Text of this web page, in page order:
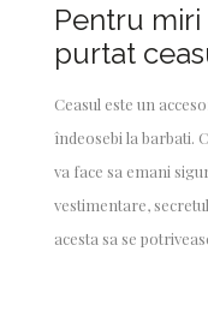
Pentru
purtat
Ceasul este un
îndeosebi la barbati.
va face sa emani
vestimentare,
acesta sa se